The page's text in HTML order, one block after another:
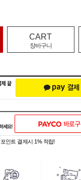
CART
장바구니
포인트 결제시 1% 적립!